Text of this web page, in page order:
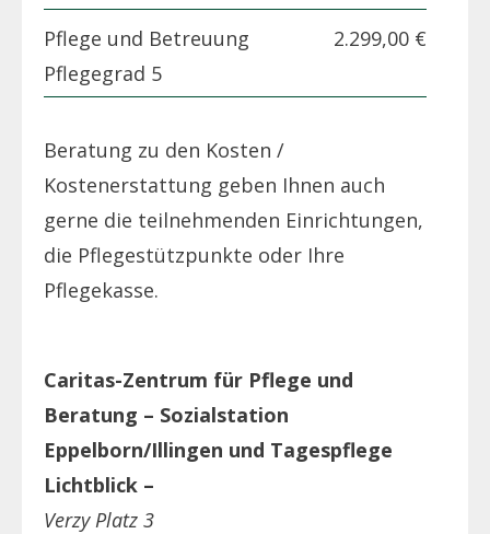
Pflege und Betreuung
Pflegegrad 5
2.299,00 €
Beratung zu den Kosten /
Kostenerstattung geben Ihnen auch
gerne die teilnehmenden Einrichtungen,
die Pflegestützpunkte oder Ihre
Pflegekasse.
Caritas-Zentrum für Pflege und
Beratung – Sozialstation
Eppelborn/Illingen und Tagespflege
Lichtblick –
Verzy Platz 3